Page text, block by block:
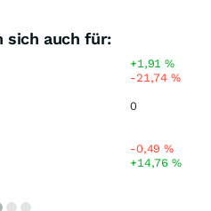
sich auch für:
+1,91%
-21,74%
0
-0,49%
+14,76%